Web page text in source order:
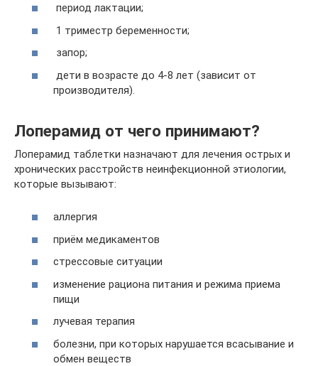
период лактации;
1 триместр беременности;
запор;
дети в возрасте до 4-8 лет (зависит от
производителя).
Лоперамид от чего принимают?
Лоперамид таблетки назначают для лечения острых и
хронических расстройств неинфекционной этиологии,
которые вызывают:
аллергия
приём медикаментов
стрессовые ситуации
изменение рациона питания и режима приема
пищи
лучевая терапия
болезни, при которых нарушается всасывание и
обмен веществ